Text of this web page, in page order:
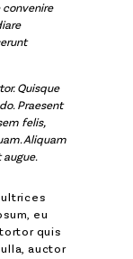
convenire
Quisque
Praesent
felis,
Aliquam
augue.
ultrices
eu
quis
auctor